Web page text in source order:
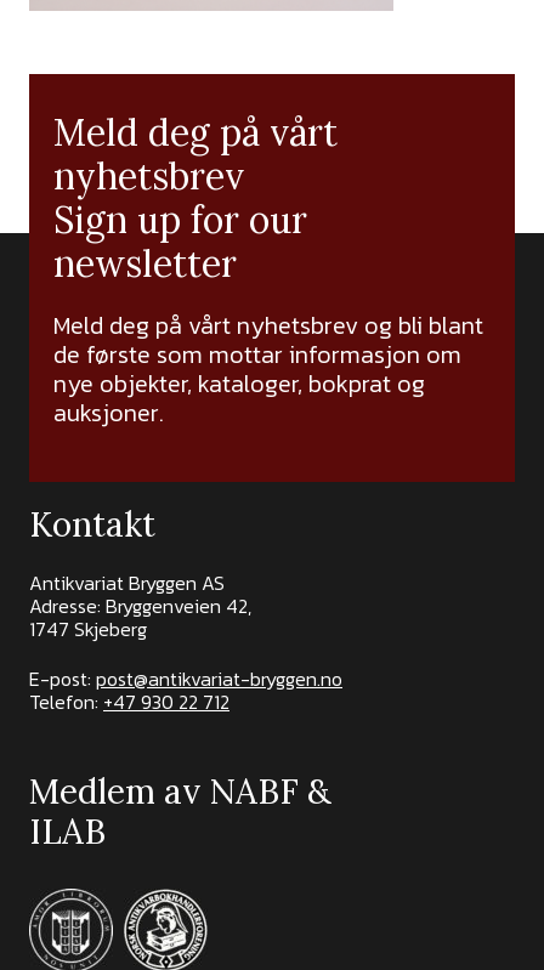
Meld deg på vårt
nyhetsbrev
Sign up for our
newsletter
Meld deg på vårt nyhetsbrev og bli blant
de første som mottar informasjon om
nye objekter, kataloger, bokprat og
auksjoner.
Kontakt
Antikvariat Bryggen AS
Adresse: Bryggenveien 42,
1747 Skjeberg
E-post: post@antikvariat-bryggen.no
Telefon: +47 930 22 712
Medlem av NABF &
ILAB